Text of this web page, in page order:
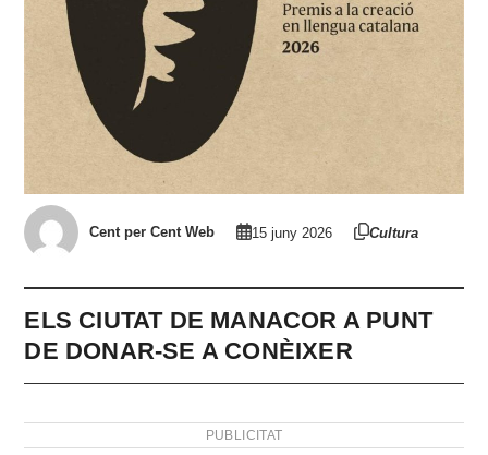
Cent per Cent Web 15 juny 2026 Cultura
ELS CIUTAT DE MANACOR A PUNT
DE DONAR-SE A CONÈIXER
PUBLICITAT